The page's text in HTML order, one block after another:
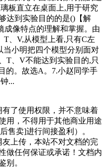
板直立在桌面上,用于研究
达到实验目的的是()【解
成像特点的理解和掌握。由
、V,从模型上看,只有C左
小明把四个模型分别面对
T、V不能达到实验目的,只
的。故选A。7.小赵同学手
...
了使用权限，并不意味着
用，不得用于其他商业用途
售卖]进行间接盈利）。
上传，本站不对文档的完
做任何保证或承诺！文档内
别。